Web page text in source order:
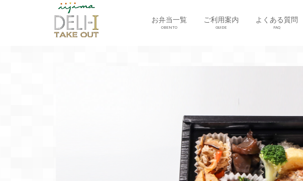
お弁当一覧
OBENTO
ご利用案内
GUIDE
よくある質問
FAQ